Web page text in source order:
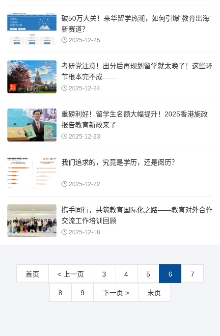
破50万大关！来华留学热潮，如何引爆“教育出海”
新赛道？
2025-12-25
考研党注意！出分后再规划留学就太晚了！这些环
节根本完不成……
2025-12-24
重磅利好！留学生名额大幅提升！2025香港施政
报告教育新政来了
2025-12-23
我们追求的，究竟是学历，还是阅历？
2025-12-22
携手同行，共筑教育国际化之路——教育对外合作
交流工作培训回顾
2025-12-18
首页 < 上一页 3 4 5 6 7
8 9 下一页 > 末页